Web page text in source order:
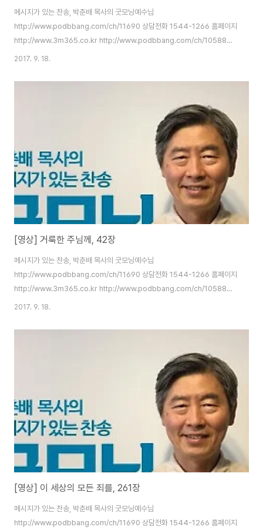
메시지가 있는 찬송, 박춘배 목사의 굿모닝예수님
http://www.podbbang.com/ch/11690 상담전화 1544-1266 홈페이지
http://www.3m365.co.kr http://www.podbbang.com/ch/10588
http://www.podbbang.com/ch/11491
2017. 9. 18.
[영상] 거룩한 주님께, 42장
메시지가 있는 찬송, 박춘배 목사의 굿모닝예수님
http://www.podbbang.com/ch/11690 상담전화 1544-1266 홈페이지
http://www.3m365.co.kr http://www.podbbang.com/ch/10588
http://www.podbbang.com/ch/11491
2017. 9. 18.
[영상] 이 세상의 모든 죄를, 261장
메시지가 있는 찬송, 박춘배 목사의 굿모닝예수님
http://www.podbbang.com/ch/11690 상담전화 1544-1266 홈페이지